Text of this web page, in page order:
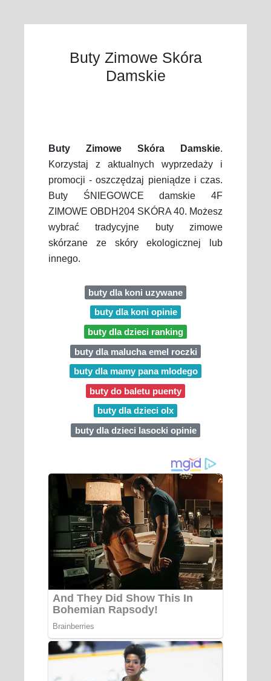
Buty Zimowe Skóra
Damskie
Buty Zimowe Skóra Damskie.
Korzystaj z aktualnych wyprzedaży i
promocji - oszczędzaj pieniądze i czas.
Buty ŚNIEGOWCE damskie 4F
ZIMOWE OBDH204 SKÓRA 40. Możesz
wybrać tradycyjne buty zimowe
skórzane ze skóry ekologicznej lub
innego.
buty dla koni uzywane
buty dla koni opinie
buty dla dzieci ranking
buty dla malucha emel roczki
buty dla mamy pana mlodego
buty do baletu puenty
buty dla dzieci olx
buty dla dzieci lasocki opinie